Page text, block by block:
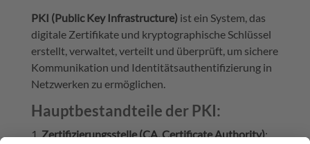
PKI (Public Key Infrastructure) ist ein System, das
digitale Zertifikate und kryptographische Schlüssel
erstellt, verwaltet, verteilt und überprüft, um sichere
Kommunikation und Identitätsauthentifizierung in
Netzwerken zu ermöglichen.
Hauptbestandteile der PKI:
Zertifizierungsstelle (CA, Certificate Authority):